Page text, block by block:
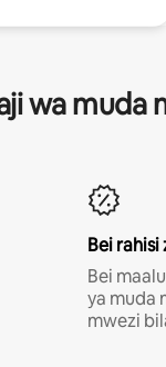
wa muda
Bei
Bei
ya muda
mwezi